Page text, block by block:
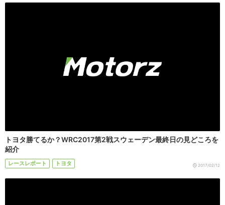
トヨタ勝てるか？WRC2017第2戦スウェーデン最終日の見どころを
紹介
レースレポート トヨタ 2017/02/12